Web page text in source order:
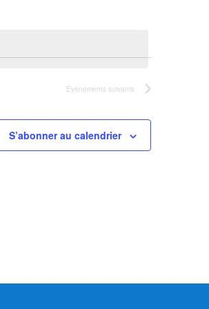
Évènements suivants
S’abonner au calendrier